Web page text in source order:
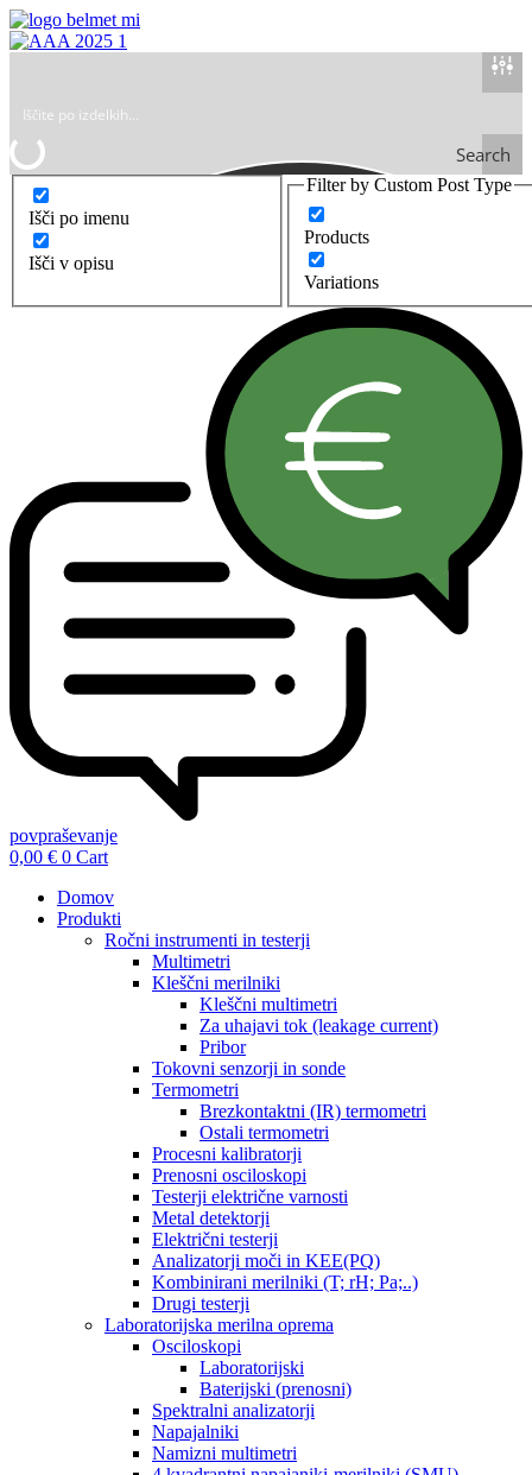
Search
Išči po imenu
Išči v opisu
Filter by Custom Post Type
Products
Variations
povpraševanje
0,00 € 0 Cart
Domov
Produkti
Ročni instrumenti in testerji
Multimetri
Kleščni merilniki
Kleščni multimetri
Za uhajavi tok (leakage current)
Pribor
Tokovni senzorji in sonde
Termometri
Brezkontaktni (IR) termometri
Ostali termometri
Procesni kalibratorji
Prenosni osciloskopi
Testerji električne varnosti
Metal detektorji
Električni testerji
Analizatorji moči in KEE(PQ)
Kombinirani merilniki (T; rH; Pa;..)
Drugi testerji
Laboratorijska merilna oprema
Osciloskopi
Laboratorijski
Baterijski (prenosni)
Spektralni analizatorji
Napajalniki
Namizni multimetri